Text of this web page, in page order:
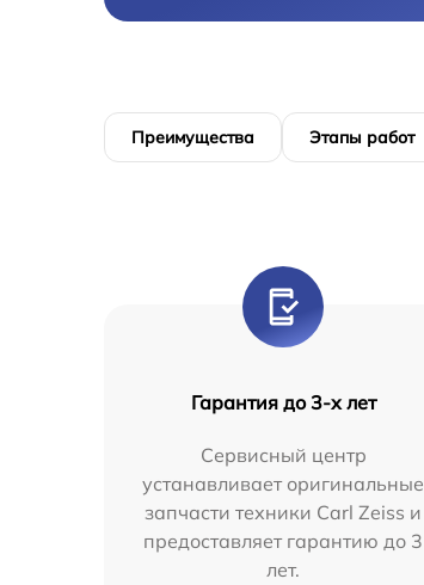
Преимущества Этапы работ
Гарантия до 3-х лет
Сервисный центр
устанавливает оригинальные
запчасти техники Carl Zeiss и
предоставляет гарантию до 3
лет.